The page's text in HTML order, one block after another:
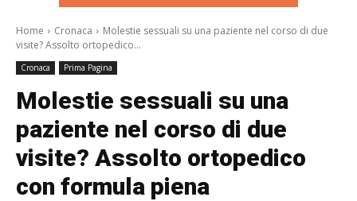
Home
Cronaca
Molestie sessuali su una paziente nel corso di due
visite? Assolto ortopedico...
Cronaca Prima Pagina
Molestie sessuali su una
paziente nel corso di due
visite? Assolto ortopedico
con formula piena